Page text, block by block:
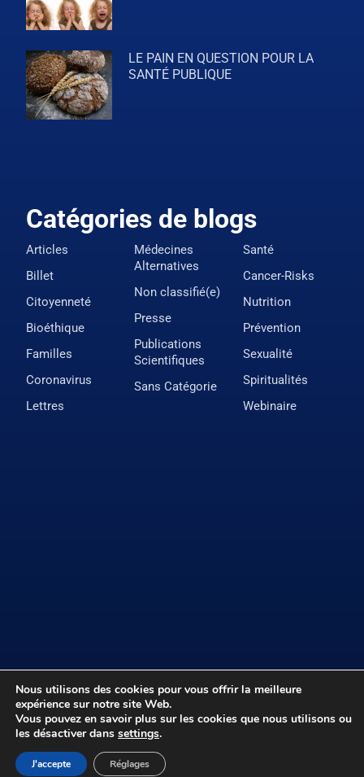
LE PAIN EN QUESTION POUR LA
SANTÉ PUBLIQUE
Catégories de blogs
Articles
Billet
Citoyenneté
Bioéthique
Familles
Coronavirus
Lettres
Médecines
Alternatives
Non classifié(e)
Presse
Publications
Scientifiques
Sans Catégorie
Santé
Cancer-Risks
Nutrition
Prévention
Sexualité
Spiritualités
Webinaire
©professeur-joyeux.com
Association Familles Santé Prévention
Nous utilisons des cookies pour vous offrir la meilleure
expérience sur notre site Web.
Vous pouvez en savoir plus sur les cookies que nous utilisons ou
les désactiver dans settings.
J'accepte Réglages